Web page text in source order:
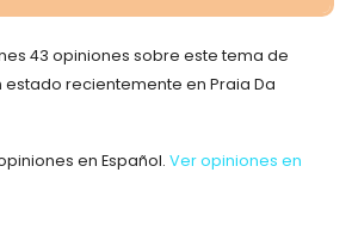
43 opiniones sobre este tema de
recientemente en Praia Da
en Español. Ver opiniones en